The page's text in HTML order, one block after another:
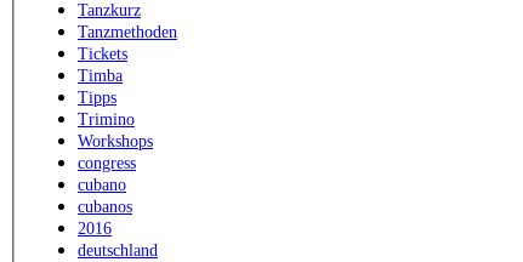
Tanzkurz
Tanzmethoden
Tickets
Timba
Tipps
Trimino
Workshops
congress
cubano
cubanos
2016
deutschland